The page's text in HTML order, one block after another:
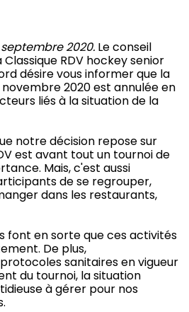
2020. Le conseil
RDV hockey senior
désire vous informer que la
2020 est annulée en
liés à la situation de la
notre décision repose sur
est avant tout un tournoi de
Mais, c'est aussi
de se regrouper,
dans les restaurants,
font en sorte que ces activités
De plus,
sanitaires en vigueur
du tournoi, la situation
à gérer pour nos